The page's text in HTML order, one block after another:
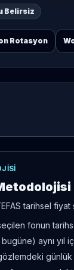
Belirsiz
Rotasyon
tarihsel
fonun
bugüne) aynı
günlük